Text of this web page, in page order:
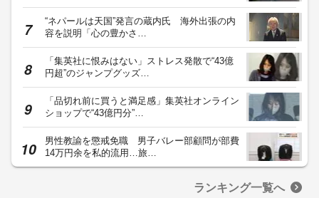
“ネパールは天国”発言の蔵内氏 海外出張の内
容を説明「心の豊かさ…
「集英社に恨みはない」ストレス発散で“43億
円超”のジャンプグッズ…
「品切れ前に買うと満足感」集英社オンライン
ショップで“43億円分”…
男性教諭を懲戒免職 男子バレー部顧問が部費
14万円余を私的流用…旅…
ランキング一覧へ